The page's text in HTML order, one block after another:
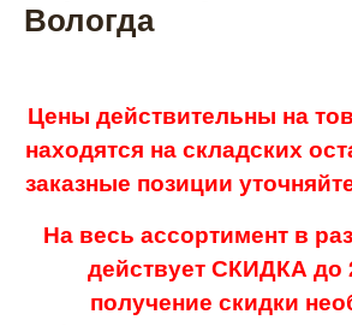
Вологда
Цены действительны на
находятся на складских
заказные позиции
На весь ассортимент в
действует СКИДКА до
получение скидки